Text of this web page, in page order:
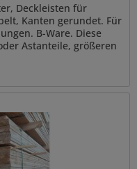
Deckleisten für
Kanten gerundet. Für
B-Ware. Diese
Astanteile, größeren